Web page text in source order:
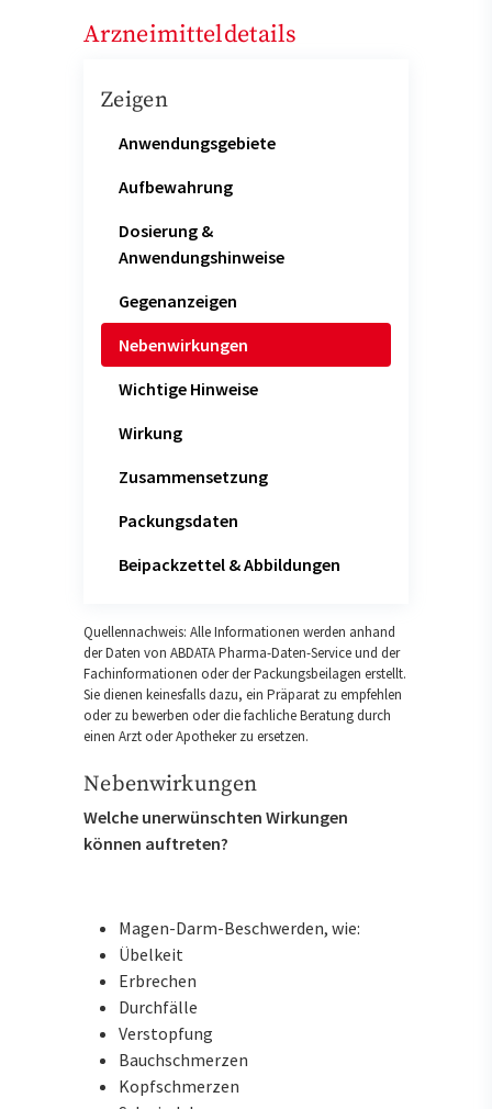
Arzneimitteldetails
Zeigen
Anwendungsgebiete
Aufbewahrung
Dosierung &
Anwendungshinweise
Gegenanzeigen
Nebenwirkungen
Wichtige Hinweise
Wirkung
Zusammensetzung
Packungsdaten
Beipackzettel & Abbildungen
Quellennachweis: Alle Informationen werden anhand
der Daten von ABDATA Pharma-Daten-Service und der
Fachinformationen oder der Packungsbeilagen erstellt.
Sie dienen keinesfalls dazu, ein Präparat zu empfehlen
oder zu bewerben oder die fachliche Beratung durch
einen Arzt oder Apotheker zu ersetzen.
Nebenwirkungen
Welche unerwünschten Wirkungen
können auftreten?
Magen-Darm-Beschwerden, wie:
Übelkeit
Erbrechen
Durchfälle
Verstopfung
Bauchschmerzen
Kopfschmerzen